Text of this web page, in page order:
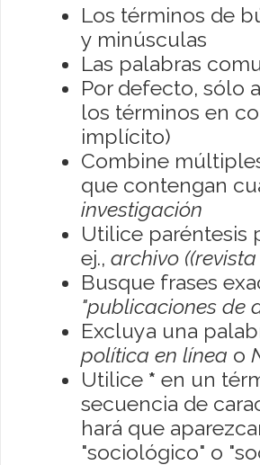
Los términos de
y minúsculas
Las palabras
Por defecto, sólo
los términos en
implícito)
Combine
que contengan
investigación
Utilice paréntesis
ej., archivo
Busque frases
"publicaciones de
Excluya una
política en línea o
Utilice * en un
secuencia de
hará que
"sociológico" o